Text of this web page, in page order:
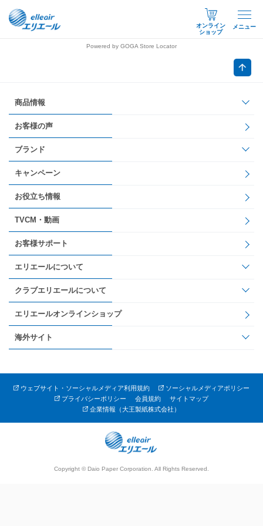
オンライン
ショップ
メニュー
Powered by GOGA Store Locator
商品情報
お客様の声
ブランド
キャンペーン
お役立ち情報
TVCM・動画
お客様サポート
エリエールについて
クラブエリエールについて
エリエールオンラインショップ
海外サイト
ウェブサイト・ソーシャルメディア利用規約
ソーシャルメディアポリシー
プライバシーポリシー
会員規約
サイトマップ
企業情報（大王製紙株式会社）
Copyright © Daio Paper Corporation. All Rights Reserved.